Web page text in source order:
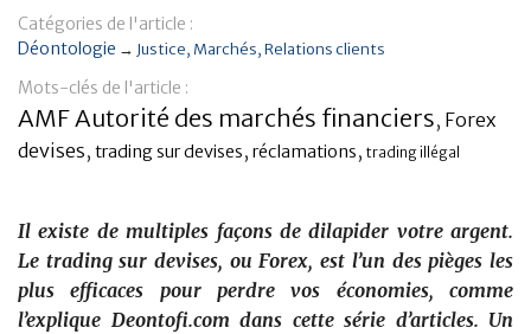
Immobilier
Banque
Catégories de l'article :
Déontologie → Justice Marchés Relations clients
Mots-clés de l'article :
AMF Autorité des marchés financiers, Forex
devises, trading sur devises, réclamations, trading illégal
Il existe de multiples façons de dilapider votre argent.
Le trading sur devises, ou Forex, est l’un des pièges les
plus efficaces pour perdre vos économies, comme
l’explique Deontofi.com dans cette série d’articles. Un